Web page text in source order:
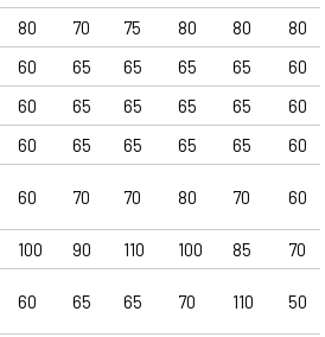
80 70 75 80 80
80
60 65 65 65 65
60
60 65 65 65 65
60
60 65 65 65 65
60
60 70 70 80 70 60
100 90 110 100 85
70
60 65 65 70 110 50